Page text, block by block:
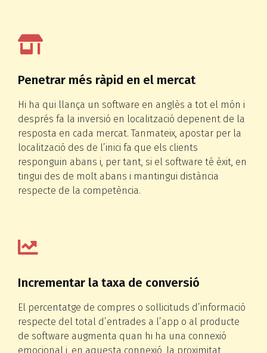
Penetrar més ràpid en el mercat
Hi ha qui llança un software en anglès a tot el món i
després fa la inversió en localització depenent de la
resposta en cada mercat. Tanmateix, apostar per la
localització des de l’inici fa que els clients
responguin abans i, per tant, si el software té èxit, en
tingui des de molt abans i mantingui distància
respecte de la competència.
Incrementar la taxa de conversió
El percentatge de compres o sol·licituds d’informació
respecte del total d’entrades a l’app o al producte
de software augmenta quan hi ha una connexió
emocional i, en aquesta connexió, la proximitat